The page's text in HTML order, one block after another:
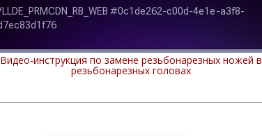
Видео-инструкция по замене резьбонарезных ножей в
резьбонарезных головах